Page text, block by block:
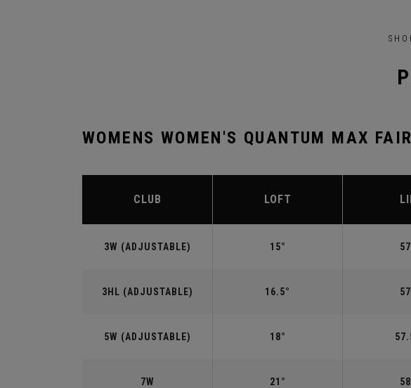
WOMENS WOMEN'S QUANTUM MAX
CLUB LOFT
3W (ADJUSTABLE) 15°
3HL (ADJUSTABLE) 16.5°
5W (ADJUSTABLE) 18°
7W 21°